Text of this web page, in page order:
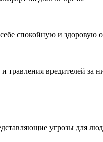
спокойную и здоровую
травления вредителей за
угрозы для